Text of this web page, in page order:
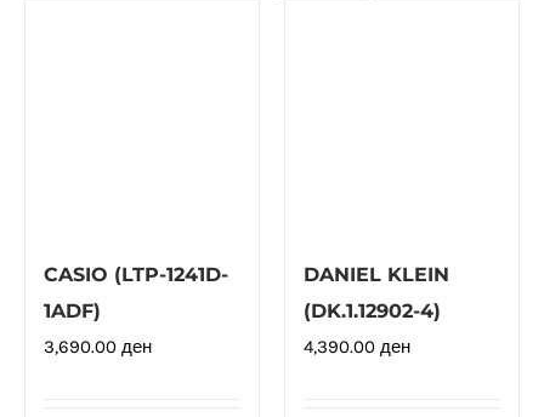
CASIO (LTP-1241D-
1ADF)
3,690.00 ден
DANIEL KLEIN
(DK.1.12902-4)
4,390.00 ден